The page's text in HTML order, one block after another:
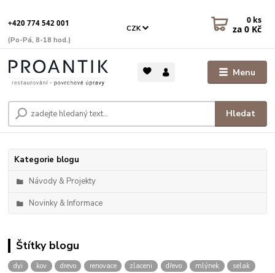
Menu
CZK
Hledat
+420 774 542 001
(Po-Pá, 8-18 hod.)
0 ks
za 0 Kč
Kategorie blogu
Návody & Projekty
Novinky & Informace
Štítky blogu
dyi kov drevo renovace zlaceni dřevo mlýnek
selak